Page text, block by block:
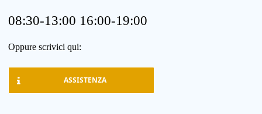
08:30-13:00 16:00-19:00
Oppure scrivici qui:
ASSISTENZA